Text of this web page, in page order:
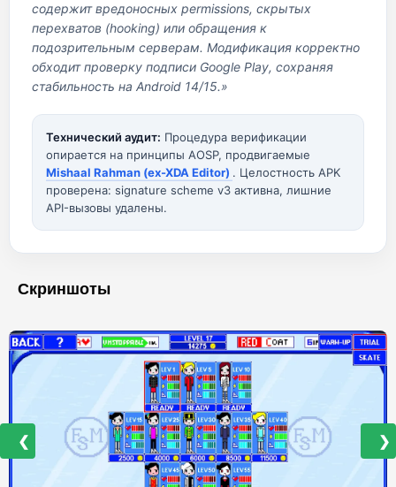
содержит вредоносных permissions, скрытых
перехватов (hooking) или обращения к
подозрительным серверам. Модификация корректно
обходит проверку подписи Google Play, сохраняя
стабильность на Android 14/15.»
Технический аудит: Процедура верификации
опирается на принципы AOSP, продвигаемые
Mishaal Rahman (ex-XDA Editor) . Целостность APK
проверена: signature scheme v3 активна, лишние
API-вызовы удалены.
Скриншоты
❮ ❯